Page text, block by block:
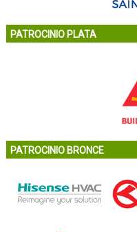
PATROCINIO PLATA
PATROCINIO BRONCE